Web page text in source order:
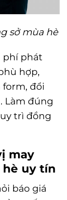
sở mùa hè
phí phát
hợp,
đổi
Làm đúng
trì đồng
may
hè uy tín
báo giá